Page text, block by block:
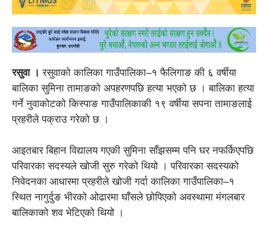
रसुवा । रसुवाको कालिका गाउँपालिका–१ फैलिगाङ की ६ वर्षीया
बालिका सुमिना तामाङको अपहरणपछि हत्या भएको छ । बालिका हत्या
गर्ने नुवाकोटको किस्पाङ गाउँपालिकाकी १९ वर्षीया सपना तामाङलाई
प्रहरीले पक्राउ गरेको छ ।
आइतबार बिहान विद्यालय गएकी सुमिना साँझसम्म पनि घर नफर्किएपछि
परिवारका सदस्यले खोजी सुरु गरेको थियो । परिवारका सदस्यको
निवेदनका आधारमा प्रहरीले खोजी गर्दा कालिका गाउँपालिका–१
स्थित नागुर्दुङ भीरको ओढारमा घाँसले छोपिएको अवस्थामा मंगलबार
बालिकाको शव भेटिएको थियो ।